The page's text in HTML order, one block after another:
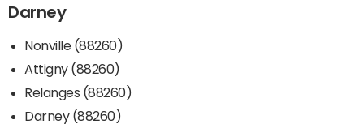
Darney
Nonville (88260)
Attigny (88260)
Relanges (88260)
Darney (88260)